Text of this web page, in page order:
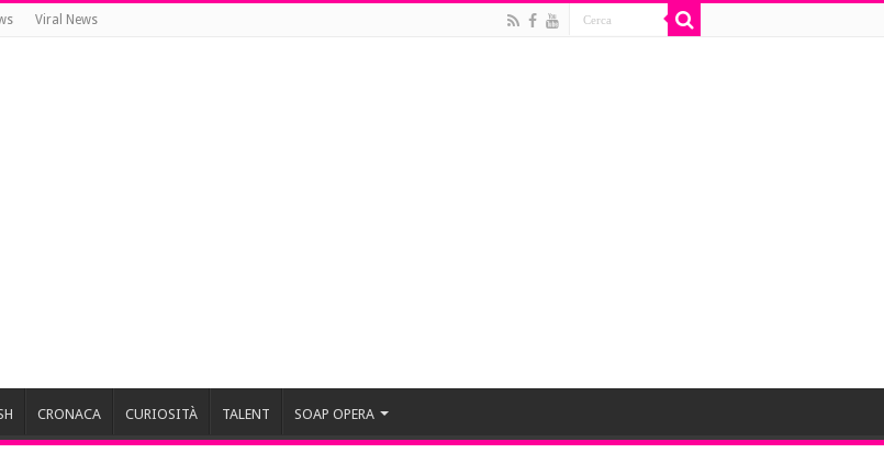
Viral News
CRONACA CURIOSITÀ TALENT SOAP OPERA